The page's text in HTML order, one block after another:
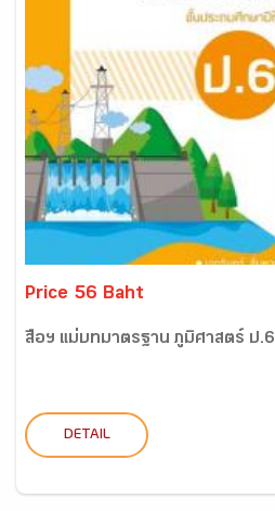
Price 56 Baht
สื่อฯ แม่บทมาตรฐาน ภูมิศาสตร์ ป.6
DETAIL